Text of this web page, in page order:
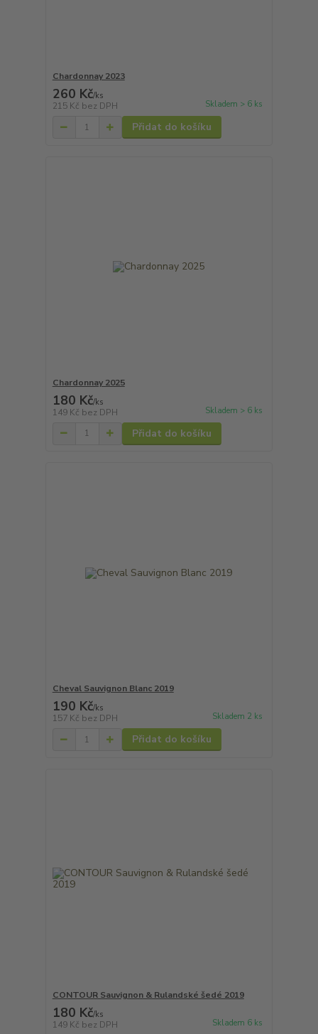
Chardonnay 2023
260 Kč/ks
215 Kč bez DPH Skladem > 6 ks
Přidat do košíku
Chardonnay 2025
180 Kč/ks
149 Kč bez DPH Skladem > 6 ks
Přidat do košíku
Cheval Sauvignon Blanc 2019
190 Kč/ks
157 Kč bez DPH Skladem 2 ks
Přidat do košíku
CONTOUR Sauvignon & Rulandské šedé 2019
180 Kč/ks
149 Kč bez DPH Skladem 6 ks